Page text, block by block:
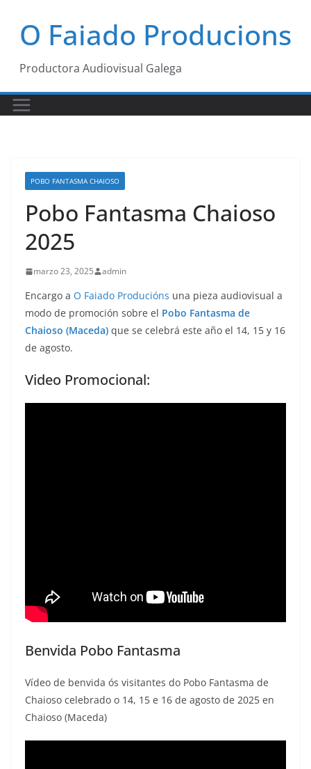
contenido
O Faiado Producions
Productora Audiovisual Galega
POBO FANTASMA CHAIOSO
Pobo Fantasma Chaioso
2025
marzo 23, 2025 admin
Encargo a O Faiado Producións una pieza audiovisual a
modo de promoción sobre el Pobo Fantasma de
Chaioso (Maceda) que se celebrá este año el 14, 15 y 16
de agosto.
Video Promocional:
Benvida Pobo Fantasma
Vídeo de benvida ós visitantes do Pobo Fantasma de
Chaioso celebrado o 14, 15 e 16 de agosto de 2025 en
Chaioso (Maceda)